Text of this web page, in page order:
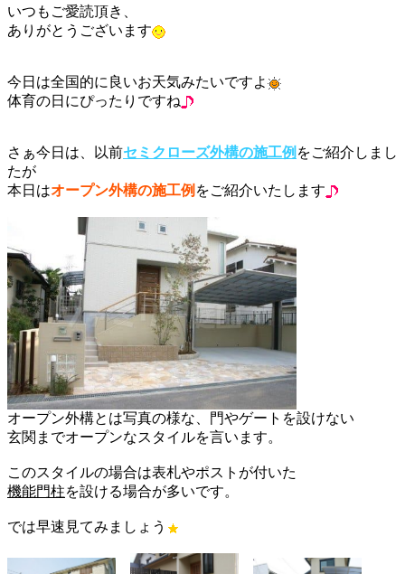
いつもご愛読頂き、
ありがとうございます
今日は全国的に良いお天気みたいですよ
体育の日にぴったりですね
さぁ今日は、以前セミクローズ外構の施工例 をご紹介しまし
たが
本日はオープン外構の施工例 をご紹介いたします
オープン外構とは写真の様な、門やゲートを設けない
玄関までオープンなスタイルを言います。
このスタイルの場合は表札やポストが付いた
機能門柱を設ける場合が多いです。
では早速見てみましょう